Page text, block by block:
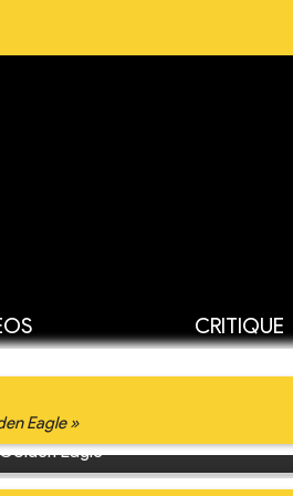
CRITIQUE
Eagle »
Eagle